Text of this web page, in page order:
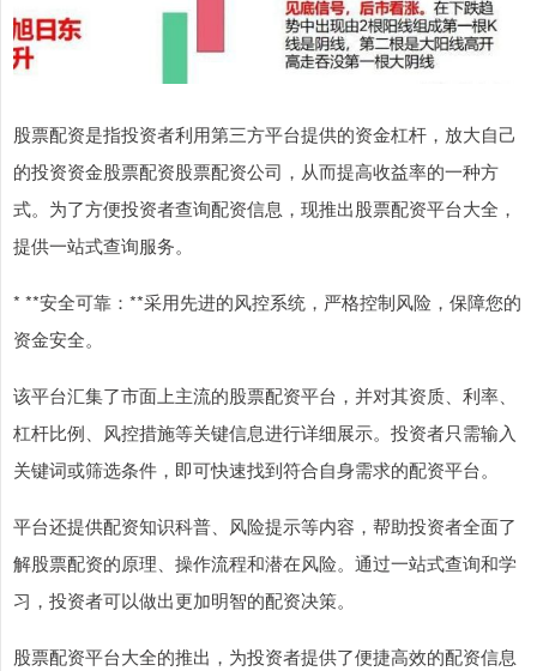
股票配资是指投资者利用第三方平台提供的资金杠杆，放大自己
的投资资金股票配资股票配资公司，从而提高收益率的一种方
式。为了方便投资者查询配资信息，现推出股票配资平台大全，
提供一站式查询服务。
* **安全可靠：**采用先进的风控系统，严格控制风险，保障您的
资金安全。
该平台汇集了市面上主流的股票配资平台，并对其资质、利率、
杠杆比例、风控措施等关键信息进行详细展示。投资者只需输入
关键词或筛选条件，即可快速找到符合自身需求的配资平台。
平台还提供配资知识科普、风险提示等内容，帮助投资者全面了
解股票配资的原理、操作流程和潜在风险。通过一站式查询和学
习，投资者可以做出更加明智的配资决策。
股票配资平台大全的推出，为投资者提供了便捷高效的配资信息